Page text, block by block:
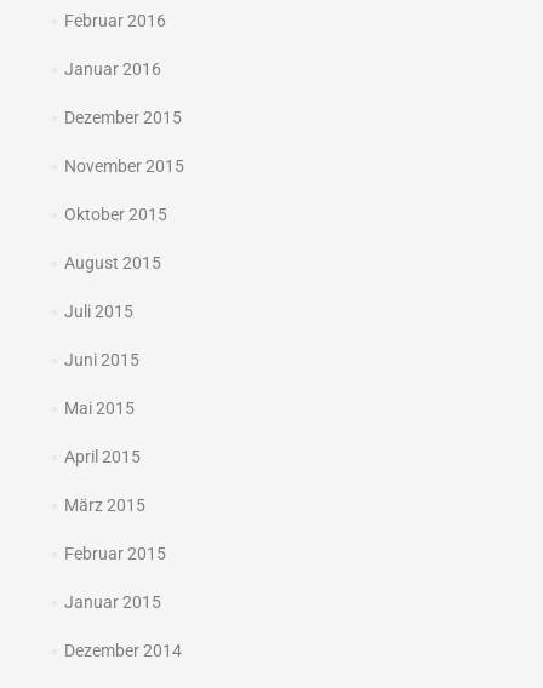
Februar 2016
Januar 2016
Dezember 2015
November 2015
Oktober 2015
August 2015
Juli 2015
Juni 2015
Mai 2015
April 2015
März 2015
Februar 2015
Januar 2015
Dezember 2014